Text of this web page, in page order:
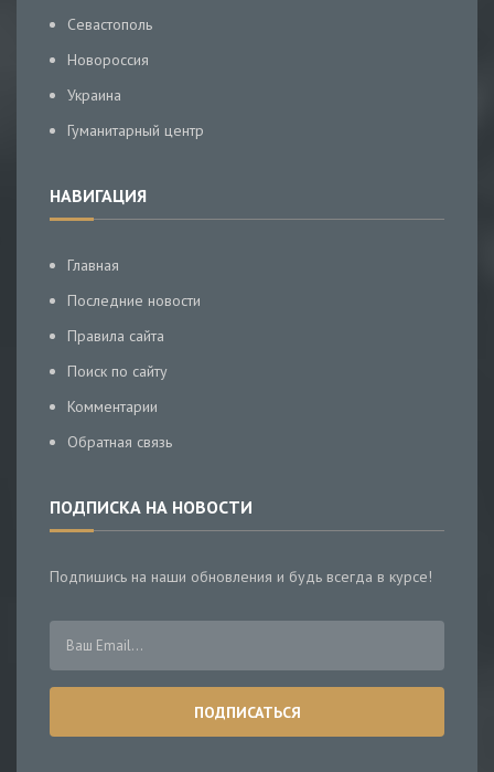
Севастополь
Новороссия
Украина
Гуманитарный центр
НАВИГАЦИЯ
Главная
Последние новости
Правила сайта
Поиск по сайту
Комментарии
Обратная связь
ПОДПИСКА НА НОВОСТИ
Подпишись на наши обновления и будь всегда в курсе!